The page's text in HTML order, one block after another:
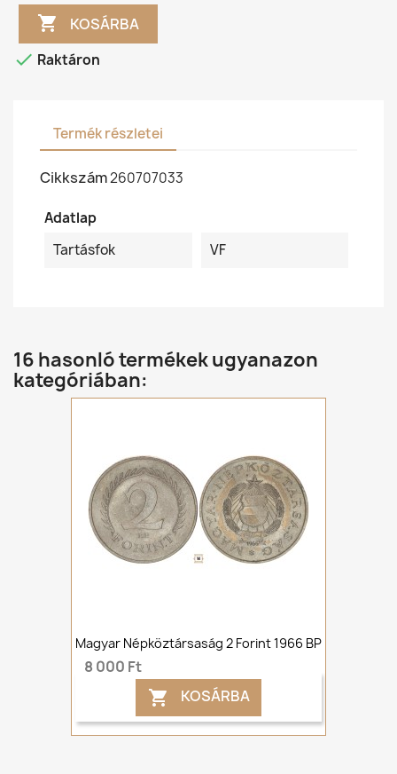
 KOSÁRBA
 Raktáron
Termék részletei
Cikkszám260707033
Adatlap
Tartásfok
VF
16 hasonló termékek ugyanazon
kategóriában:
Magyar Népköztársaság 2 Forint 1966 BP
8 000 Ft
 KOSÁRBA